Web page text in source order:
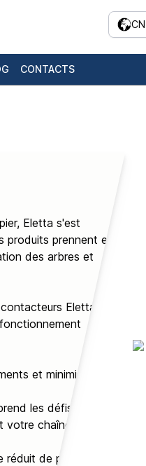
CN
CONTACTS
Eletta s'est
prennent en
des arbres et
Eletta
et minimise les
les défis de
chaîne de
de pièces